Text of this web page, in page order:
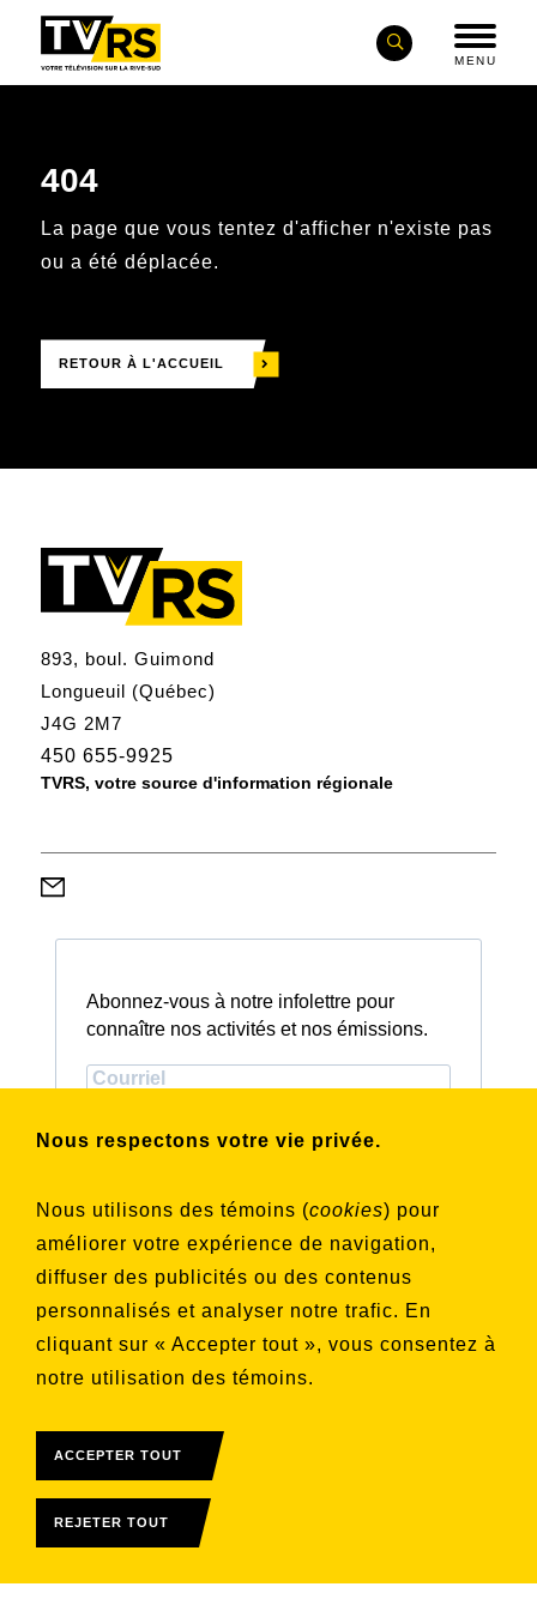
Nous respectons votre vie privée.
Nous utilisons des témoins (cookies) pour
améliorer votre expérience de navigation,
diffuser des publicités ou des contenus
personnalisés et analyser notre trafic. En
cliquant sur « Accepter tout », vous consentez à
notre utilisation des témoins.
ACCEPTER TOUT
REJETER TOUT
MENU
404
La page que vous tentez d'afficher n'existe pas
ou a été déplacée.
RETOUR À L'ACCUEIL
893, boul. Guimond
Longueuil (Québec)
J4G 2M7
450 655-9925
TVRS, votre source d'information régionale
Abonnez-vous à notre infolettre pour
connaître nos activités et nos émissions.
souhaitez vous inscrire
S'INSCRIRE